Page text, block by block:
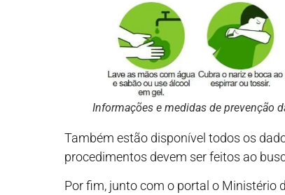
Informações e medidas de prevenção
Também estão disponível todos os
procedimentos devem ser feitos ao
Por fim, junto com o portal o Ministério